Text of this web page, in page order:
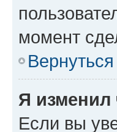
момент
Я изменил
Если вы